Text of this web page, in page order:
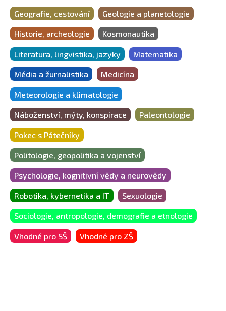
Geografie, cestování Geologie a planetologie
Historie, archeologie Kosmonautika
Literatura, lingvistika, jazyky Matematika
Média a žurnalistika Medicína
Meteorologie a klimatologie
Náboženství, mýty, konspirace Paleontologie
Pokec s Pátečníky
Politologie, geopolitika a vojenství
Psychologie, kognitivní vědy a neurovědy
Robotika, kybernetika a IT Sexuologie
Sociologie, antropologie, demografie a etnologie
Vhodné pro SŠ Vhodné pro ZŠ